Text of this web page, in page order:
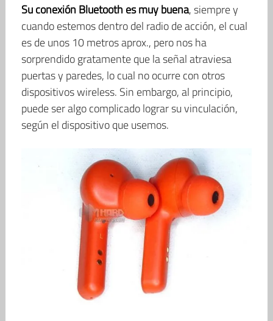
Su conexión Bluetooth es muy buena, siempre y
cuando estemos dentro del radio de acción, el cual
es de unos 10 metros aprox., pero nos ha
sorprendido gratamente que la señal atraviesa
puertas y paredes, lo cual no ocurre con otros
dispositivos wireless. Sin embargo, al principio,
puede ser algo complicado lograr su vinculación,
según el dispositivo que usemos.